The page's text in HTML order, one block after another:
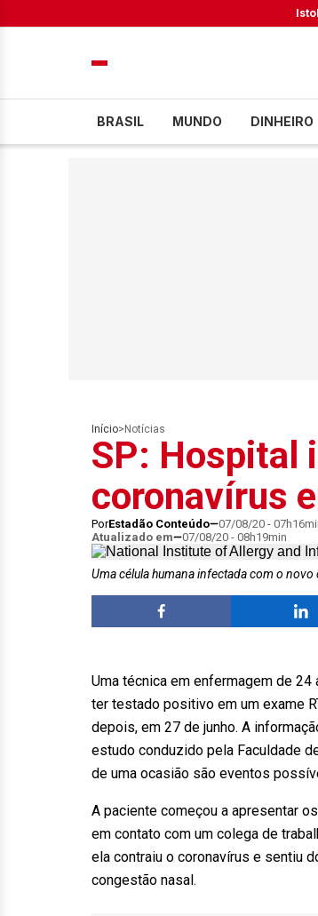
BRASIL MUNDO DINHEIRO
Início> Notícias
SP: Hospital
coronavírus
PorEstadão Conteúdo 07/08/20 -
Atualizado em
07/08/20 - 08h19min
Uma célula humana infectada com o
Uma técnica em enfermagem de
ter testado positivo em um exame
depois, em 27 de junho. A
estudo conduzido pela Faculdade
de uma ocasião são eventos
A paciente começou a apresentar
em contato com um colega de
ela contraiu o coronavírus e sentiu
congestão nasal.